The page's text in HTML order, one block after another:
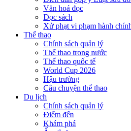
Văn hoá đọc
Đọc sách
Xử phạt vi phạm hành
Thể thao
Chính sách quản lý
Thể thao trong nước
Thể thao quốc tế
World Cup 2026
Hậu trường
Câu chuyện thể thao
Du lịch
Chính sách quản lý
Điểm đến
Khám phá